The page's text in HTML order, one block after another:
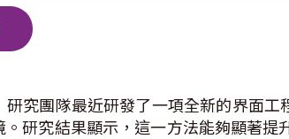
研究團隊最近研發了一項全新的界面
。研究結果顯示，這一方法能夠顯著